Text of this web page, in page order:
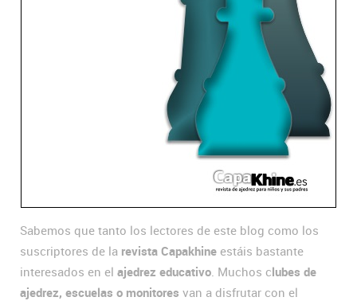
Sabemos que tanto los lectores de este blog como los
suscriptores de la revista Capakhine estáis bastante
interesados en el ajedrez educativo. Muchos clubes de
ajedrez, escuelas o monitores van a disfrutar con el